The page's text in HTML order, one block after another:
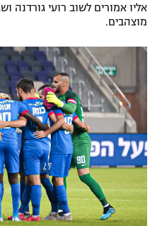
אליו אמורים לשוב רועי גורדנה
מוצהבים.